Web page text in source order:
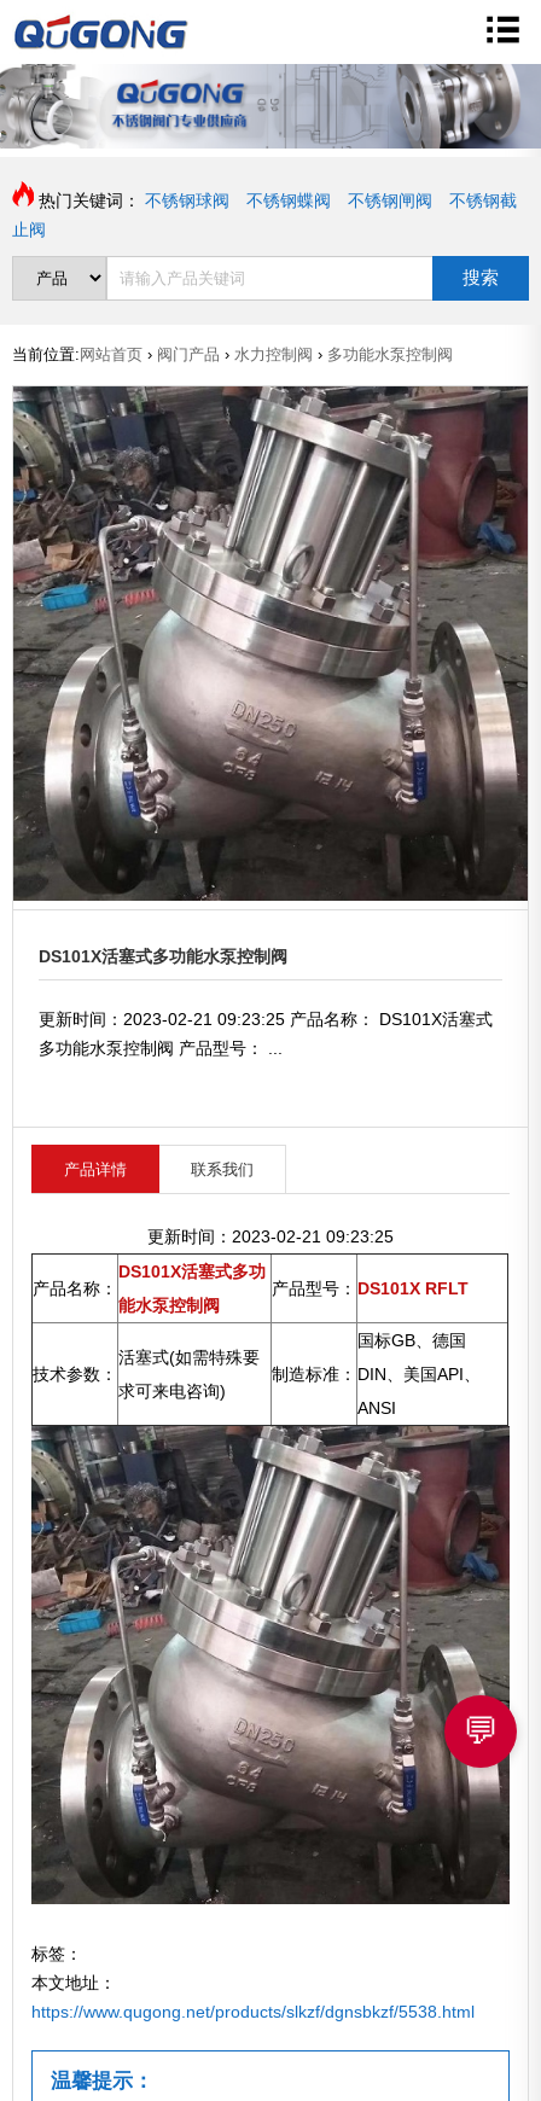
热门关键词： 不锈钢球阀 不锈钢蝶阀 不锈钢闸阀
不锈钢截
止阀
搜索
当前位置: 网站首页 › 阀门产品 › 水力控制阀 › 多功能水泵控制阀
DS101X活塞式多功能水泵控制阀
更新时间：2023-02-21 09:23:25 产品名称： DS101X活塞式
多功能水泵控制阀 产品型号： ...
产品详情 联系我们
更新时间：2023-02-21 09:23:25
产品名称：
DS101X活塞式多功
能水泵控制阀
产品型号： DS101X RFLT
技术参数：
活塞式(如需特殊要
求可来电咨询)
制造标准：
国标GB、德国
DIN、美国API、
ANSI
标签：
本文地址：
https://www.qugong.net/products/slkzf/dgnsbkzf/5538.html
温馨提示：
💬